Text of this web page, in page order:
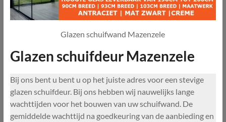
Glazen schuifwand Mazenzele
Glazen schuifdeur Mazenzele
Bij ons bent u bent u op het juiste adres voor een stevige
glazen schuifdeur. Bij ons hebben wij nauwelijks lange
wachttijden voor het bouwen van uw schuifwand. De
gemiddelde wachttijd na goedkeuring van de aanbieding en